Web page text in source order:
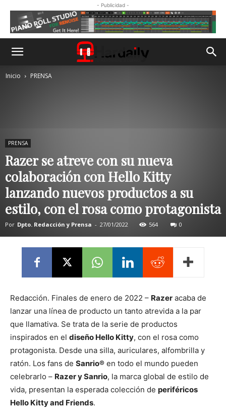
- Publicidad -
Inicio PRENSA
PRENSA
Razer se atreve con su nueva
colaboración con Hello Kitty
lanzando nuevos productos a su
estilo, con el rosa como protagonista
Por Dpto. Redacción y Prensa - 27/01/2022 564 0
Redacción. Finales de enero de 2022 – Razer acaba de
lanzar una línea de producto un tanto atrevida a la par
que llamativa. Se trata de la serie de productos
inspirados en el diseño Hello Kitty, con el rosa como
protagonista. Desde una silla, auriculares, alfombrilla y
ratón. Los fans de Sanrio® en todo el mundo pueden
celebrarlo – Razer y Sanrio, la marca global de estilo de
vida, presentan la esperada colección de periféricos
Hello Kitty and Friends.